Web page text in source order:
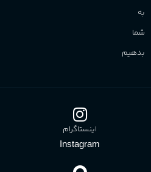
به
شما
بدهیم
اینستاگرام
Instagram